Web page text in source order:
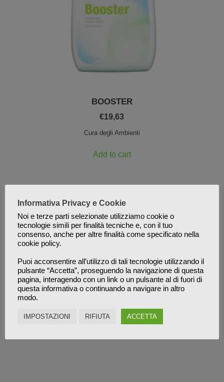
BOOSTER
€19,63
Cura degli Ambienti
Add to cart
Amo la natura e ritengo che da essa derivi tutto il
meglio per la salute ed una perfetta forma fisica. Mi
occupo di integratori completamente naturali e di
prodotti ecologici e concentrati per la cura della
persona e degli ambienti
Informativa Privacy e Cookie
Noi e terze parti selezionate utilizziamo cookie o
tecnologie simili per finalità tecniche e, con il tuo
consenso, anche per altre finalità come specificato nella
cookie policy.
Puoi acconsentire all’utilizzo di tali tecnologie utilizzando il
pulsante “Accetta”, proseguendo la navigazione di questa
pagina, interagendo con un link o un pulsante al di fuori di
questa informativa o continuando a navigare in altro
modo.
IMPOSTAZIONI RIFIUTA ACCETTA